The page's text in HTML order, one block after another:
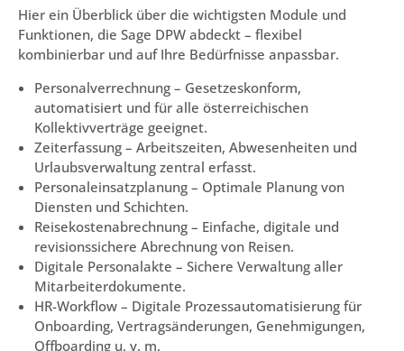
Hier ein Überblick über die wichtigsten Module und
Funktionen, die Sage DPW abdeckt – flexibel
kombinierbar und auf Ihre Bedürfnisse anpassbar.
Personalverrechnung – Gesetzeskonform,
automatisiert und für alle österreichischen
Kollektivverträge geeignet.
Zeiterfassung – Arbeitszeiten, Abwesenheiten und
Urlaubsverwaltung zentral erfasst.
Personaleinsatzplanung – Optimale Planung von
Diensten und Schichten.
Reisekostenabrechnung – Einfache, digitale und
revisionssichere Abrechnung von Reisen.
Digitale Personalakte – Sichere Verwaltung aller
Mitarbeiterdokumente.
HR-Workflow – Digitale Prozessautomatisierung für
Onboarding, Vertragsänderungen, Genehmigungen,
Offboarding u. v. m.